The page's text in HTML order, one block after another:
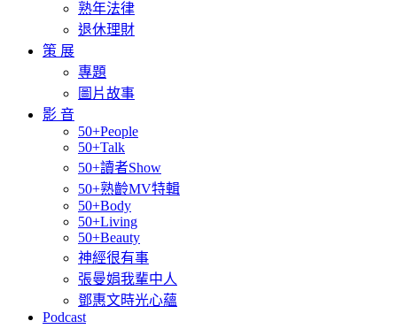
熟年法律
退休理財
策 展
專題
圖片故事
影 音
50+People
50+Talk
50+讀者Show
50+熟齡MV特輯
50+Body
50+Living
50+Beauty
神經很有事
張曼娟我輩中人
鄧惠文時光心蘊
Podcast